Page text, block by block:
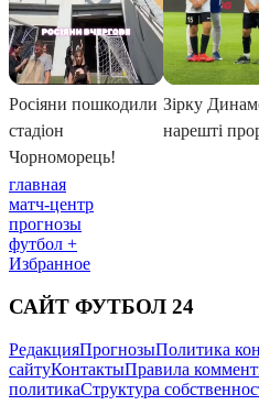
главная
матч-центр
прогнозы
футбол +
Избранное
САЙТ ФУТБОЛ 24
РедакцияПрогнозыПолитика
сайтуКонтактыПравила
политикаСтруктура